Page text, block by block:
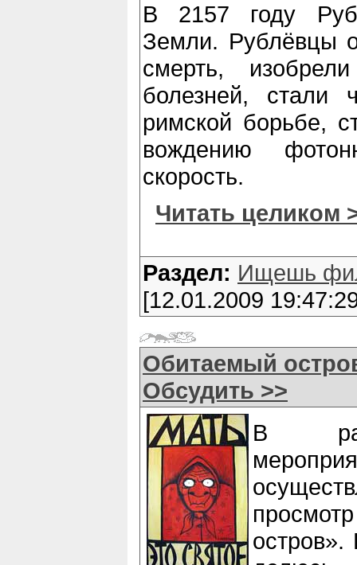
В 2157 году
Земли. Рублёвцы
смерть,
болезней, стали
римской борьбе,
вождению
скорость.
Читать целиком
Раздел: Ищешь
[12.01.2009
Обитаемый
Обсудить >>
В
остров».